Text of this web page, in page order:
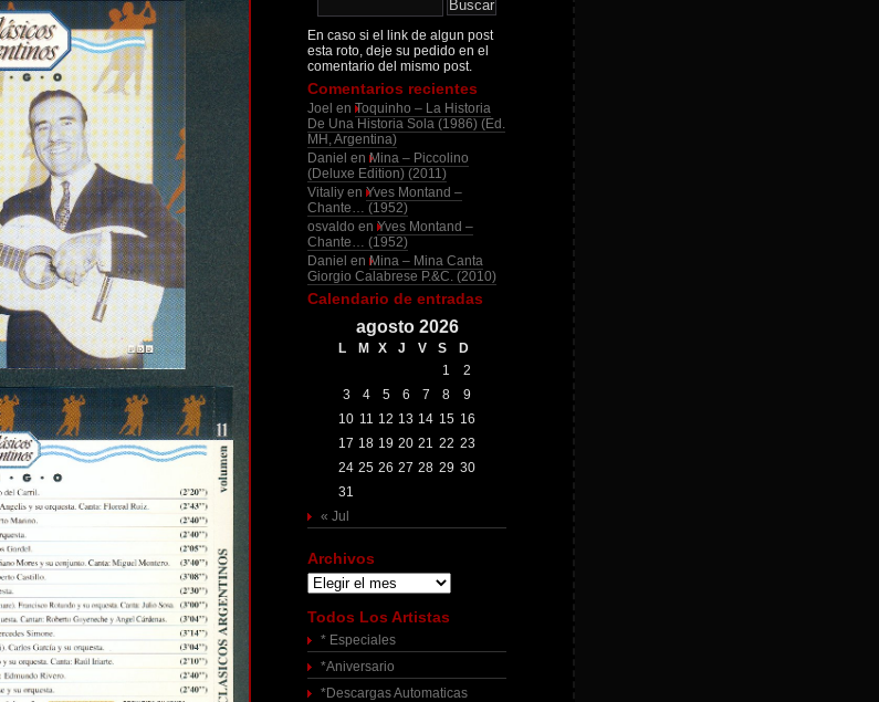
En caso si el link de algun post
esta roto, deje su pedido en el
comentario del mismo post.
Comentarios recientes
Joel en Toquinho – La Historia
De Una Historia Sola (1986) (Ed.
MH, Argentina)
Daniel en Mina – Piccolino
(Deluxe Edition) (2011)
Vitaliy en Yves Montand –
Chante… (1952)
osvaldo en Yves Montand –
Chante… (1952)
Daniel en Mina – Mina Canta
Giorgio Calabrese P.&C. (2010)
Calendario de entradas
agosto 2026
L M X J V S
D
1
2
3
4 5 6 7 8
9
10 11 12 13 14 15 16
17 18 19 20 21 22 23
24 25 26 27 28 29 30
31
« Jul
Archivos
Archivos
Todos Los Artistas
* Especiales
*Aniversario
*Descargas Automaticas